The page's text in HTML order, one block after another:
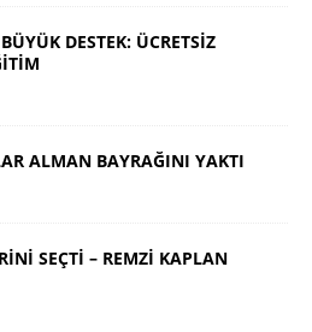
DESTEK: ÜCRETSİZ
ALMAN BAYRAĞINI YAKTI
SEÇTİ – REMZİ KAPLAN